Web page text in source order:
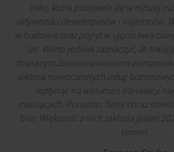
roku, która przejawia się w niższej
aktywności deweloperów i najemców.
w budowie oraz popyt w ujęciu
lat. Warto jednak zaznaczyć, że
rosnącym zainteresowaniem
sektora nowoczesnych usług
wpłynąć na wolumen transakcji
miesiącach. Ponadto, firmy coraz
biur. Większość z nich zakłada jesień
termin.